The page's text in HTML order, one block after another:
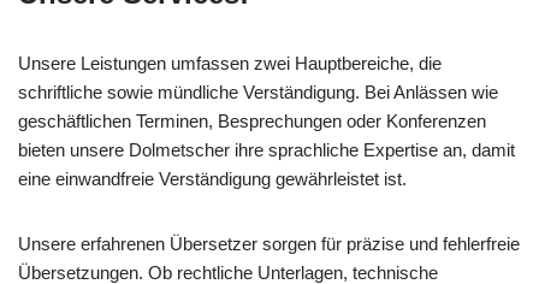
Unsere Leistungen umfassen zwei Hauptbereiche, die
schriftliche sowie mündliche Verständigung. Bei Anlässen wie
geschäftlichen Terminen, Besprechungen oder Konferenzen
bieten unsere Dolmetscher ihre sprachliche Expertise an, damit
eine einwandfreie Verständigung gewährleistet ist.
Unsere erfahrenen Übersetzer sorgen für präzise und fehlerfreie
Übersetzungen. Ob rechtliche Unterlagen, technische